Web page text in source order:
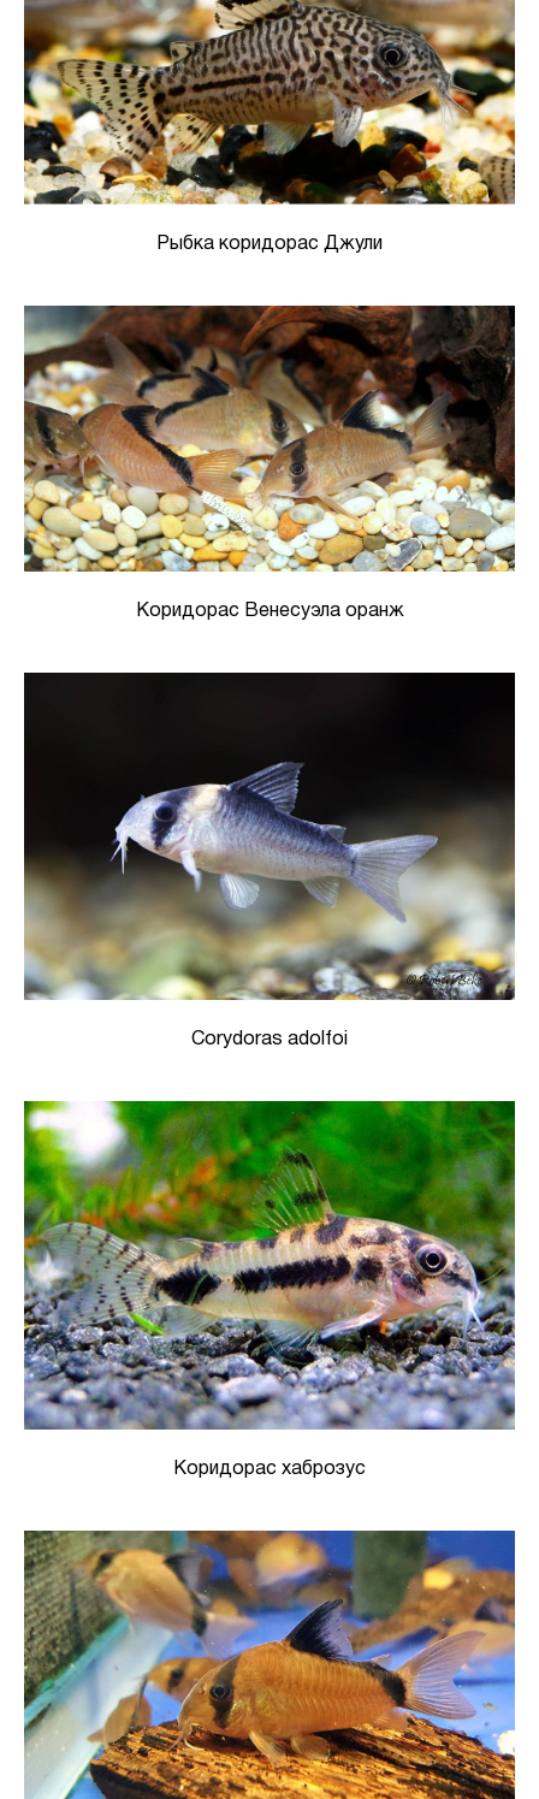
Рыбка коридорас Джули
Коридорас Венесуэла оранж
Corydoras adolfoi
Коридорас хаброзус